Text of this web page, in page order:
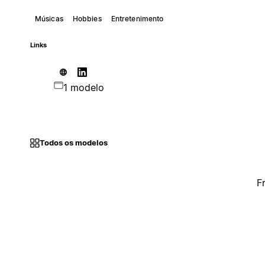
Músicas Hobbies Entretenimento
Links
1 modelo
Todos os modelos